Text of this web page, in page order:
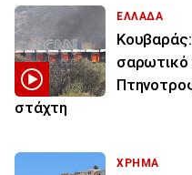
ΕΛΛΑΔΑ
Κουβαράς:
στάχτη
ΧΡΗΜΑ